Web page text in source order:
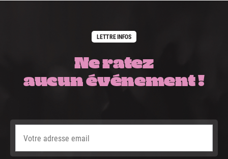
LETTRE INFOS
Ne ratez
aucun événement !